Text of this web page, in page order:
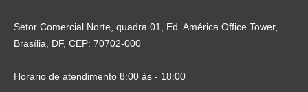
Setor Comercial Norte, quadra 01, Ed. América Office Tower,
Brasília, DF, CEP: 70702-000
Horário de atendimento 8:00 às - 18:00